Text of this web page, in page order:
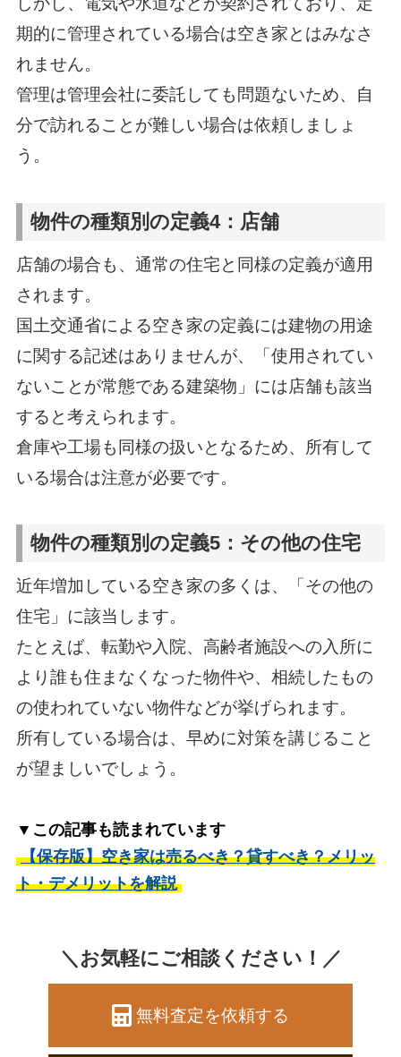
期的に管理されている場合は空き家とはみなさ
れません。
管理は管理会社に委託しても問題ないため、自
分で訪れることが難しい場合は依頼しましょ
う。
物件の種類別の定義4：店舗
店舗の場合も、通常の住宅と同様の定義が適用
されます。
国土交通省による空き家の定義には建物の用途
に関する記述はありませんが、「使用されてい
ないことが常態である建築物」には店舗も該当
すると考えられます。
倉庫や工場も同様の扱いとなるため、所有して
いる場合は注意が必要です。
物件の種類別の定義5：その他の住宅
近年増加している空き家の多くは、「その他の
住宅」に該当します。
たとえば、転勤や入院、高齢者施設への入所に
より誰も住まなくなった物件や、相続したもの
の使われていない物件などが挙げられます。
所有している場合は、早めに対策を講じること
が望ましいでしょう。
▼この記事も読まれています
【保存版】空き家は売るべき？貸すべき？メリッ
ト・デメリットを解説
＼お気軽にご相談ください！／
無料査定を依頼する